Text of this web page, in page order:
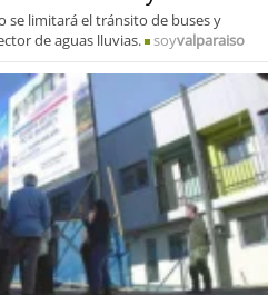
se limitará el tránsito de buses y
de aguas lluvias.
soyvalparaiso